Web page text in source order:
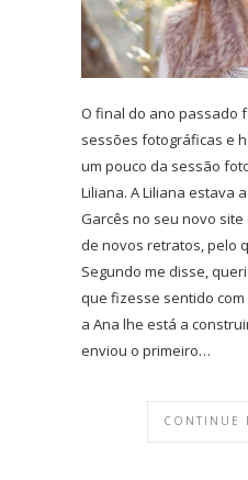
O final do ano passado
sessões fotográficas e
um pouco da sessão
Liliana. A Liliana estava
Garcês no seu novo
de novos retratos, pelo
Segundo me disse,
que fizesse sentido
a Ana lhe está a
enviou o primeiro…
CONTINUE